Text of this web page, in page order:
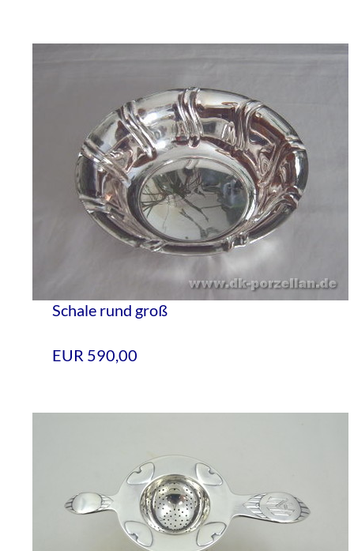
Schale rund groß
EUR 590,00